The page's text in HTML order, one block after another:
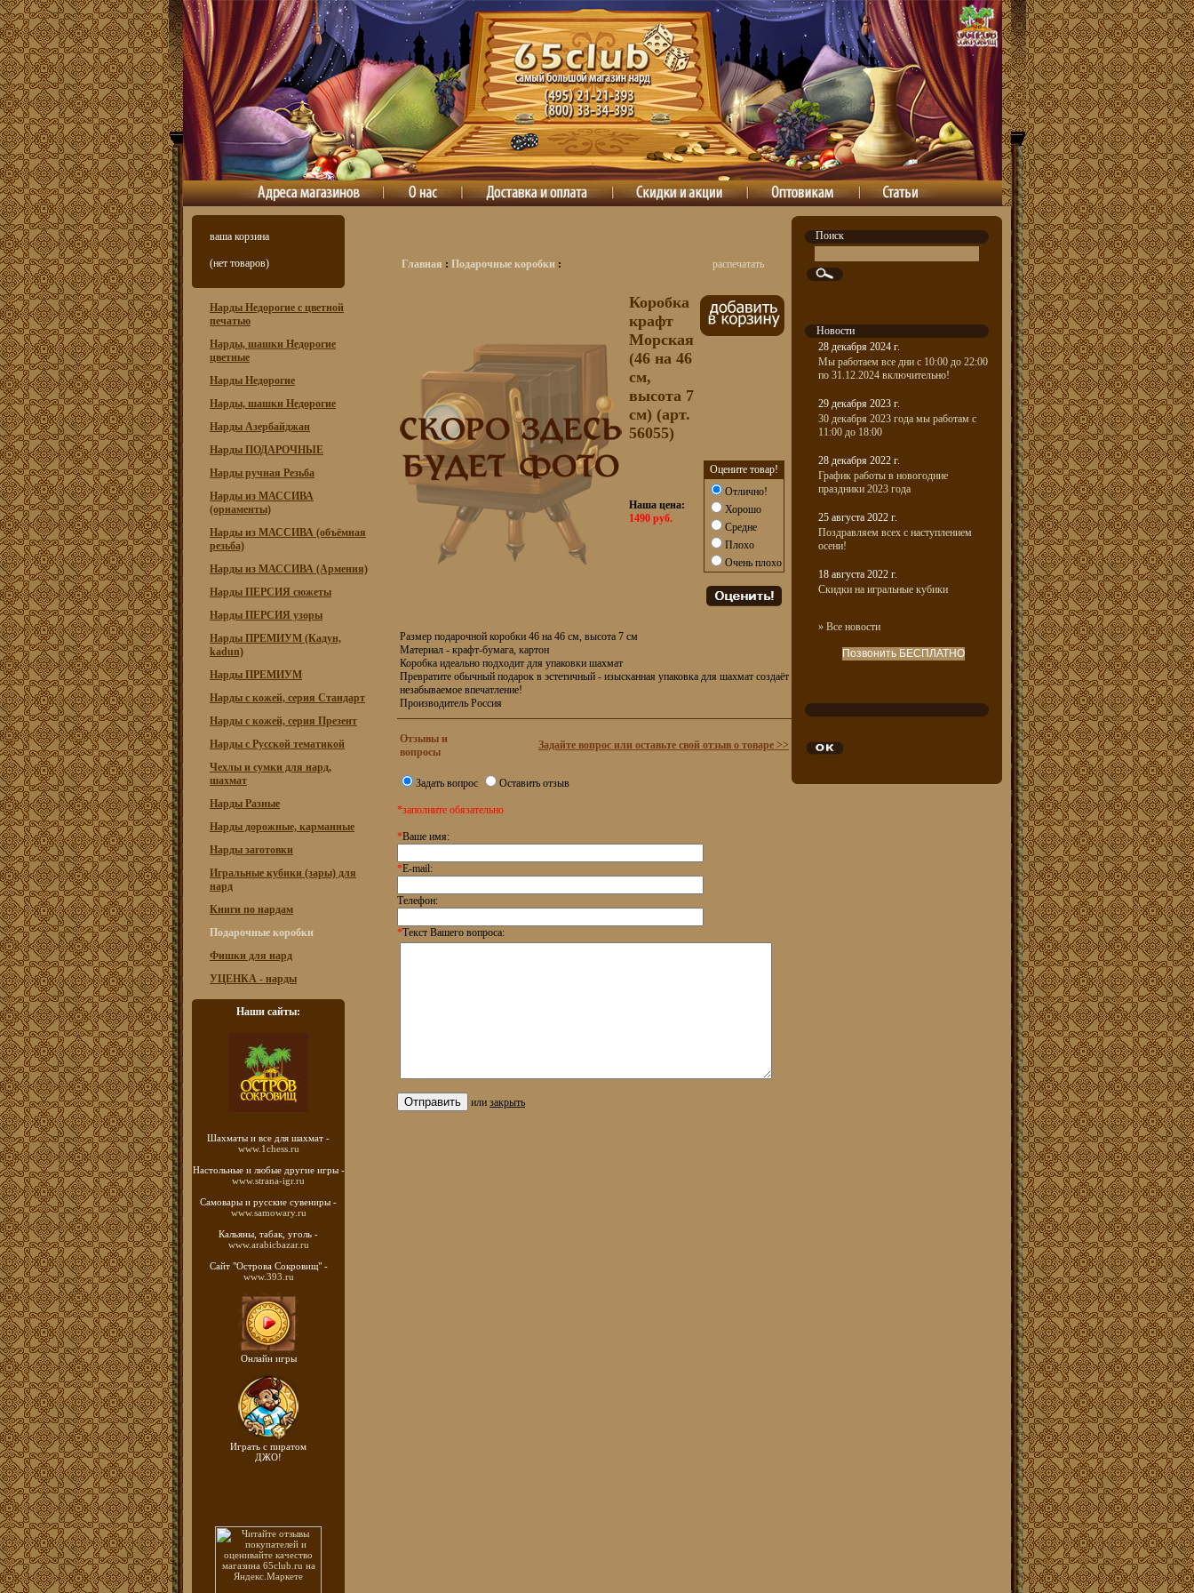
ваша корзина
(нет товаров)
Нарды Недорогие с цветной
печатью
Нарды, шашки Недорогие
цветные
Нарды Недорогие
Нарды, шашки Недорогие
Нарды Азербайджан
Нарды ПОДАРОЧНЫЕ
Нарды ручная Резьба
Нарды из МАССИВА
(орнаменты)
Нарды из МАССИВА (объёмная
резьба)
Нарды из МАССИВА (Армения)
Нарды ПЕРСИЯ сюжеты
Нарды ПЕРСИЯ узоры
Нарды ПРЕМИУМ (Кадун,
kadun)
Нарды ПРЕМИУМ
Нарды с кожей, серия Стандарт
Нарды с кожей, серия Презент
Нарды с Русской тематикой
Чехлы и сумки для нард,
шахмат
Нарды Разные
Нарды дорожные, карманные
Нарды заготовки
Игральные кубики (зары) для
нард
Книги по нардам
Подарочные коробки
Фишки для нард
УЦЕНКА - нарды
Наши сайты:
Шахматы и все для шахмат -
www.1chess.ru
Настольные и любые другие игры -
www.strana-igr.ru
Самовары и русские сувениры -
www.samowary.ru
Кальяны, табак, уголь -
www.arabicbazar.ru
Сайт "Острова Сокровищ" -
www.393.ru
Онлайн игры
Играть с пиратом
ДЖО!
Главная : Подарочные коробки : распечатать
Коробка
крафт
Морская
(46 на 46
см,
высота 7
см) (арт.
56055)
Наша цена:
1490 руб.
Оцените товар!
Отлично!
Хорошо
Средне
Плохо
Очень плохо
Размер подарочной коробки 46 на 46 см, высота 7 см
Материал - крафт-бумага, картон
Коробка идеально подходит для упаковки шахмат
Превратите обычный подарок в эстетичный - изысканная упаковка для шахмат создаёт
незабываемое впечатление!
Производитель Россия
Отзывы и
вопросы
Задайте вопрос или оставьте свой отзыв о товаре >>
Задать вопрос Оставить отзыв
*заполните обязательно
*Ваше имя:
*E-mail:
Телефон:
*Текст Вашего вопроса:
или закрыть
Поиск
Новости
28 декабря 2024 г.
Мы работаем все дни с 10:00 до 22:00
по 31.12.2024 включительно!
29 декабря 2023 г.
30 декабря 2023 года мы работам с
11:00 до 18:00
28 декабря 2022 г.
График работы в новогодние
праздники 2023 года
25 августа 2022 г.
Поздравляем всех с наступлением
осени!
18 августа 2022 г.
Скидки на игральные кубики
» Все новости
Позвонить БЕСПЛАТНО